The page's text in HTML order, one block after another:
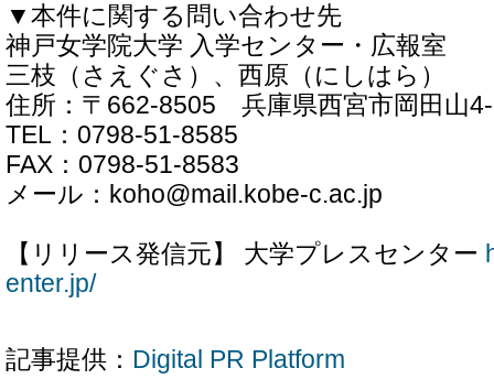
▼本件に関する問い合わせ先
神戸女学院大学 入学センター・広報室
三枝（さえぐさ）、西原（にしはら）
住所：〒662-8505 兵庫県西宮市岡田山
TEL：0798-51-8585
FAX：0798-51-8583
メール：koho@mail.kobe-c.ac.jp
【リリース発信元】 大学プレスセンター
enter.jp/
記事提供： Digital PR Platform